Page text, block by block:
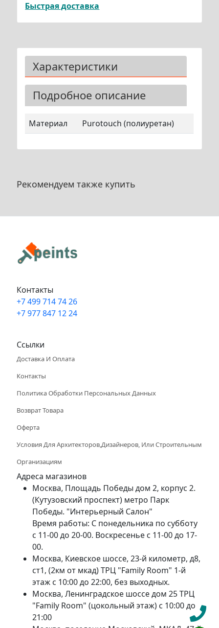
Быстрая доставка
Характеристики
Подробное описание
Материал Purotouch (полиуретан)
Рекомендуем также купить
Контакты
+7 499 714 74 26
+7 977 847 12 24
Ссылки
Доставка И Оплата
Контакты
Политика Обработки Персональных Данных
Возврат Товара
Оферта
Условия Для Архитекторов,дизайнеров, Или Строительным
Организациям
Адреса магазинов
Москва, Площадь Победы дом 2, корпус 2.
(Кутузовский проспект) метро Парк
Победы. "Интерьерный Салон"
Время работы: С понедельника по субботу
с 11-00 до 20-00. Воскресенье с 11-00 до 17-
00.
Москва, Киевское шоссе, 23-й километр, д8,
ст1, (2км от мкад) ТРЦ "Family Room" 1-й
этаж с 10:00 до 22:00, без выходных.
Москва, Ленинградское шоссе дом 25 ТРЦ
"Family Room" (цокольный этаж) с 10:00 до
21:00